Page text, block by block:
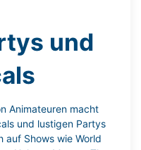
und
Animateuren macht
und lustigen Partys
auf Shows wie World